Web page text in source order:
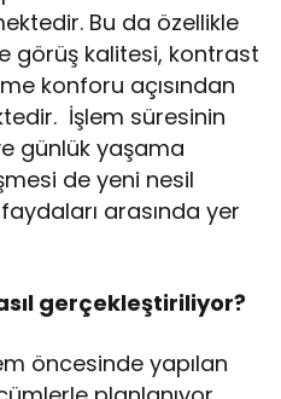
Bu da özellikle
görüş kalitesi, kontrast
konforu açısından
İşlem süresinin
günlük yaşama
de yeni nesil
arasında yer
gerçekleştiriliyor?
öncesinde yapılan